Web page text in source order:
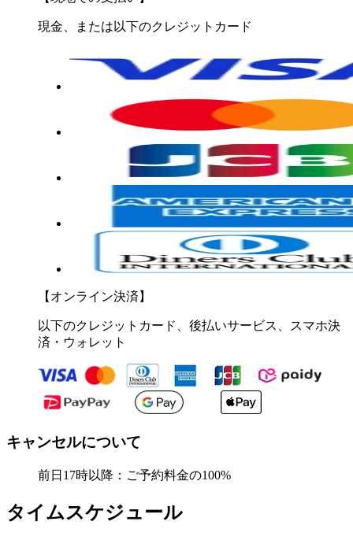
現金、または以下のクレジットカード
【オンライン決済】
以下のクレジットカード、後払いサービス、スマホ決
済・ウォレット
キャンセルについて
前日17時以降：ご予約料金の100%
タイムスケジュール